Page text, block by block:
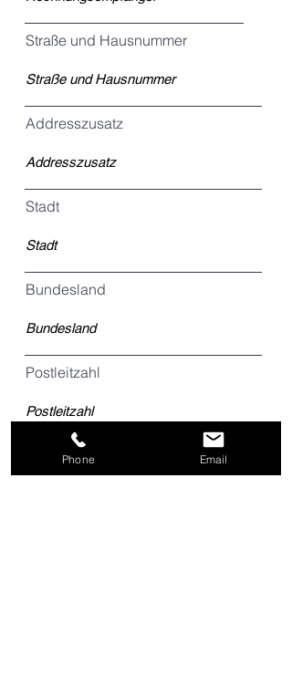
Straße und Hausnummer
Addresszusatz
Stadt
Bundesland
Postleitzahl
Phone Email